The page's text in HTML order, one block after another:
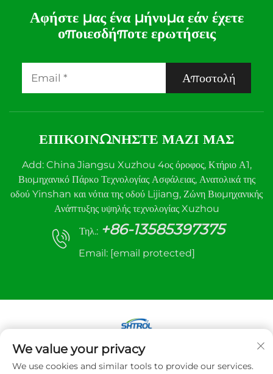
Αφήστε μας ένα μήνυμα εάν έχετε
οποιεσδήποτε ερωτήσεις
Αποστολή
ΕΠΙΚΟΙΝΩΝΉΣΤΕ ΜΑΖΊ ΜΑΣ
Add: China Jiangsu Xuzhou 4ος όροφος, Κτήριο Α1,
Βιομηχανικό Πάρκο Τεχνολογίας Ασφάλειας, Ανατολικά της
οδού Yinshan και νότια της οδού Lijiang, Ζώνη Βιομηχανικής
Ανάπτυξης υψηλής τεχνολογίας Xuzhou
Τηλ.: +86-13585397375
Email: [email protected]
Πνευματικά δικαιώματα © 2025 Xuzhou sanhe
Automatic Control equipment Co.,LTD. Με την
We value your privacy
We use cookies and similar tools to provide our services.